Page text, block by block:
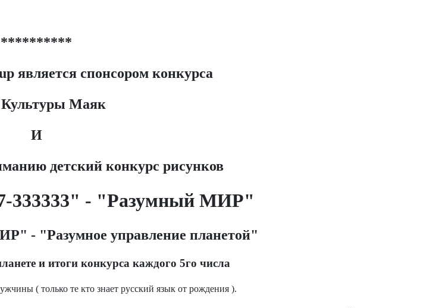
**********
является спонсором конкурса
Маяк
И
детский конкурс рисунков
333333" - "Разумный МИР"
- "Разумное управление планетой"
и итоги конкурса каждого 5го числа
( только те кто знает русский язык от рождения ).